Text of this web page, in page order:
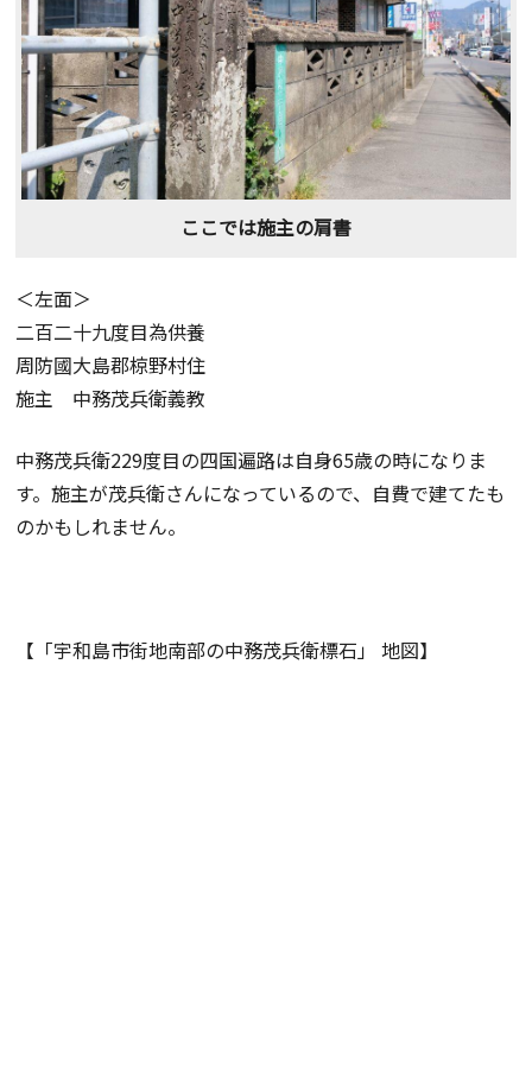
ここでは施主の肩書
＜左面＞
二百二十九度目為供養
周防國大島郡椋野村住
施主 中務茂兵衛義教
中務茂兵衛229度目の四国遍路は自身65歳の時になりま
す。施主が茂兵衛さんになっているので、自費で建てたも
のかもしれません。
【「宇和島市街地南部の中務茂兵衛標石」 地図】